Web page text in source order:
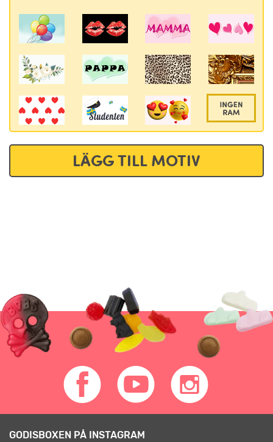
LÄGG TILL MOTIV
GODISBOXEN PÅ INSTAGRAM